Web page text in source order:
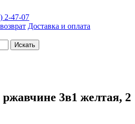
2-47-07
Доставка и оплата
Искать
3в1 желтая, 2